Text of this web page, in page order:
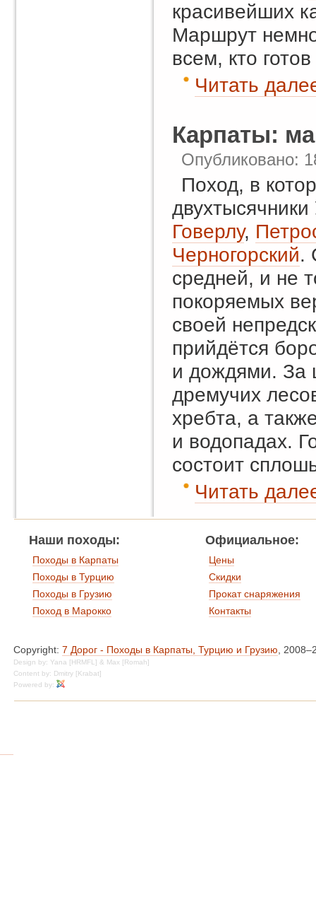
красивейших
Маршрут
всем, кто
Читать
Карпаты:
Опубликовано:
Поход, в
Говерлу,
Черногорский.
средней, и не
покоряемых
своей
прийдётся
и дождями. За
дремучих
хребта, а
и водопадах.
состоит
Читать
Наши походы:
Походы в Карпаты
Походы в Турцию
Походы в Грузию
Поход в Марокко
Официальное:
Цены
Скидки
Прокат снаряжения
Контакты
Copyright: 7 Дорог - Походы в Карпаты, Турцию и Грузию ,
Design by: Yana [HRMFL] & Max [Romah]
Content by: Dmitry [Krabat]
Powered by: